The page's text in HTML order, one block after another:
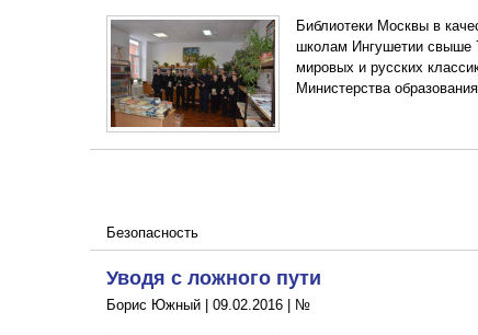
Библиотеки Москвы в
школам Ингушетии свыше
мировых и русских
Министерства
Безопасность
Уводя с ложного пути
Борис Южный | 09.02.2016 | №